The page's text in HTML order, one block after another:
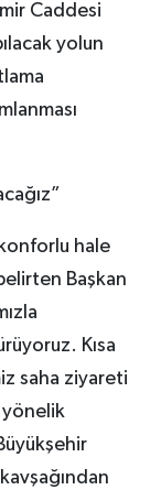
Caddesi
yolun
hale
Başkan
Kısa
saha ziyareti
yönelik